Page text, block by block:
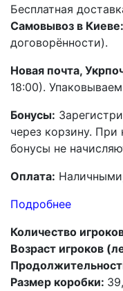
Бесплатная
Самовывоз в Киеве:
договорённости).
Новая почта,
18:00).
Бонусы:
через корзину.
бонусы не
Оплата:
Подробнее
Количество
Возраст игроков
Размер коробки: